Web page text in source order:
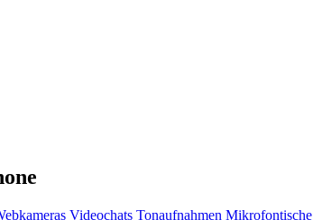
Videochats Tonaufnahmen Mikrofontische